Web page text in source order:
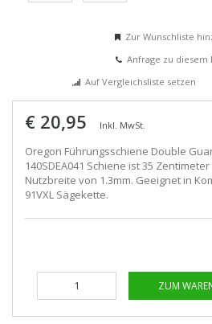
Zur Wunschliste
Anfrage zu diesem
Auf Vergleichsliste setzen
€ 20,95 Inkl. MwSt.
Oregon Führungsschiene Double
140SDEA041 Schiene ist 35
Nutzbreite von 1.3mm. Geeignet in
91VXL Sägekette.
ZUM